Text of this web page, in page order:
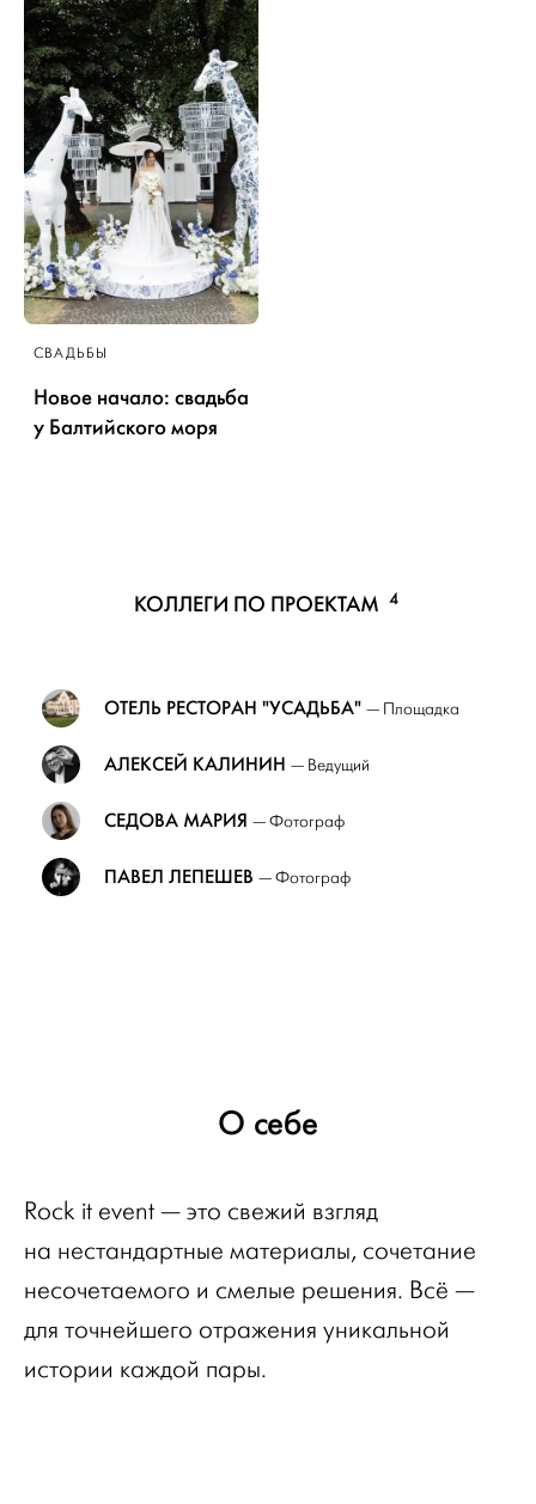
СВАДЬБЫ
Новое начало: свадьба
у Балтийского моря
КОЛЛЕГИ ПО ПРОЕКТАМ 4
ОТЕЛЬ РЕСТОРАН "УСАДЬБА" — Площадка
АЛЕКСЕЙ КАЛИНИН — Ведущий
СЕДОВА МАРИЯ — Фотограф
ПАВЕЛ ЛЕПЕШЕВ — Фотограф
О себе
Rock it event — это свежий взгляд
на нестандартные материалы, сочетание
несочетаемого и смелые решения. Всё —
для точнейшего отражения уникальной
истории каждой пары.